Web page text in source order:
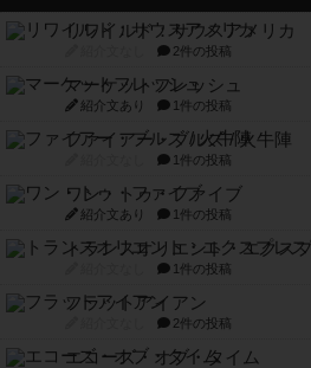
リワイルド：サウスアメリカ
2件の投稿
マーケットフレッシュ
紹介文あり 1件の投稿
ファイアー・ブルズ / 火牛陣
1件の投稿
ワン・トゥ・ファイブ
紹介文あり 1件の投稿
トランスオリエント・エクス
1件の投稿
フラットアイアン
2件の投稿
エコーズ・オブ・タイム